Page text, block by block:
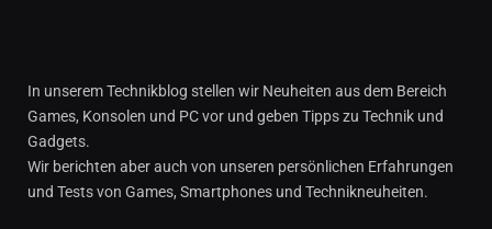
In unserem Technikblog stellen wir Neuheiten aus dem Bereich
Games, Konsolen und PC vor und geben Tipps zu Technik und
Gadgets.
Wir berichten aber auch von unseren persönlichen Erfahrungen
und Tests von Games, Smartphones und Technikneuheiten.